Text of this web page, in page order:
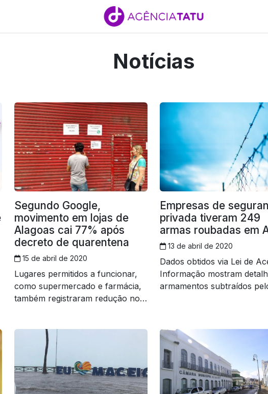
Notícias
Segundo Google,
movimento em lojas de
Alagoas cai 77% após
decreto de quarentena
15 de abril de 2020
Lugares permitidos a funcionar,
como supermercado e farmácia,
também registraram redução no
Empresas de
privada tiveram 249
armas roubadas em
13 de abril de 2020
Dados obtidos via Lei de
Informação mostram
armamentos subtraídos